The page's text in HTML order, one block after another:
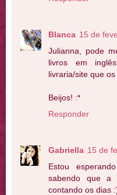
Blanca 15 de
Julianna, pode
livros em
livraria/site que
Beijos! :*
Responder
Gabriella 15 de
Estou
sabendo que a
contando os dias